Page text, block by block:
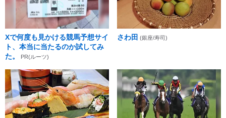
Xで何度も見かける競馬予想サイ
ト、本当に当たるのか試してみ
た。
PR(ルーツ)
さわ田 (銀座/寿司)